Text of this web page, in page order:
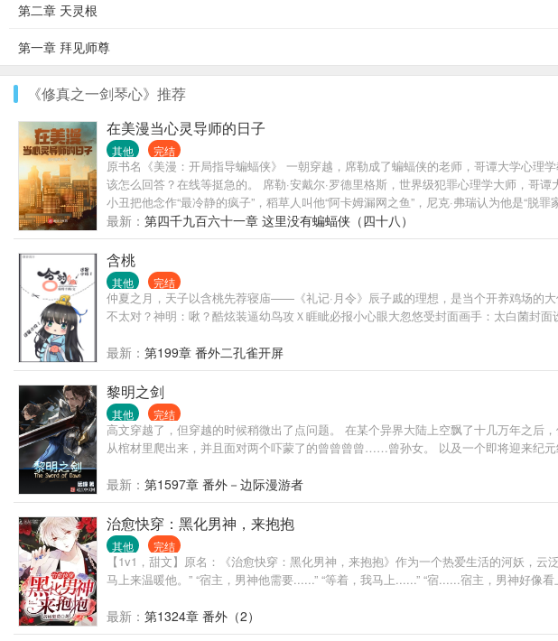
第二章 天灵根
第一章 拜见师尊
《修真之一剑琴心》推荐
在美漫当心灵导师的日子
其他 完结
原书名《美漫：开局指导蝙蝠侠》 一朝穿越，席勒成了蝙蝠侠的老师，哥谭大学心理
该怎么回答？在线等挺急的。 席勒·安戴尔·罗德里格斯，世界级犯罪心理学大师，哥
小丑把他念作“最冷静的疯子”，稻草人叫他“阿卡姆漏网之鱼”，尼克·弗瑞认为他是“
宙），DC漫威及其他漫画，不虐主，配角不降智。 （别在意书名！不是工作室文！不
最新： 第四千九百六十一章 这里没有蝙蝠侠（四十八）
含桃
其他 完结
仲夏之月，天子以含桃先荐寝庙——《礼记·月令》辰子戚的理想，是当个开养鸡场的
不太对？神明：啾？酷炫装逼幼鸟攻Ｘ睚眦必报小心眼大忽悠受封面画手：太白菌封
最新： 第199章 番外二孔雀开屏
黎明之剑
其他 完结
高文穿越了，但穿越的时候稍微出了点问题。 在某个异界大陆上空飘了十几万年之后
从棺材里爬出来，并且面对两个吓蒙了的曾曾曾曾……曾孙女。 以及一个即将迎来纪元
最新： 第1597章 番外－边际漫游者
治愈快穿：黑化男神，来抱抱
其他 完结
【1v1，甜文】原名：《治愈快穿：黑化男神，来抱抱》作为一个热爱生活的河妖，
马上来温暖他。” “宿主，男神他需要......” “等着，我马上......” “宿......宿主，男神好像
最新： 第1324章 番外（2）